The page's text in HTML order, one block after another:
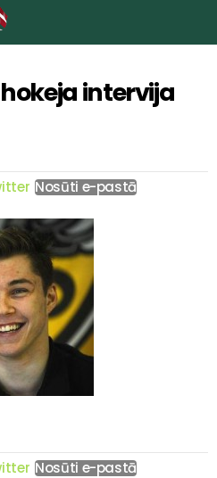
intervija
Nosūti e-pastā
Nosūti e-pastā